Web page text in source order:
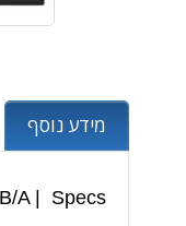
מידע נוסף
A | Specs